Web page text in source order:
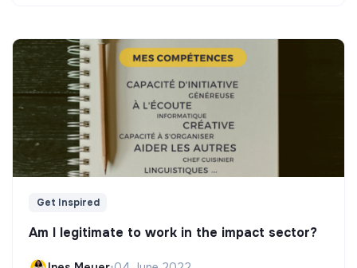
Get Inspired
Am I legitimate to work in the impact sector?